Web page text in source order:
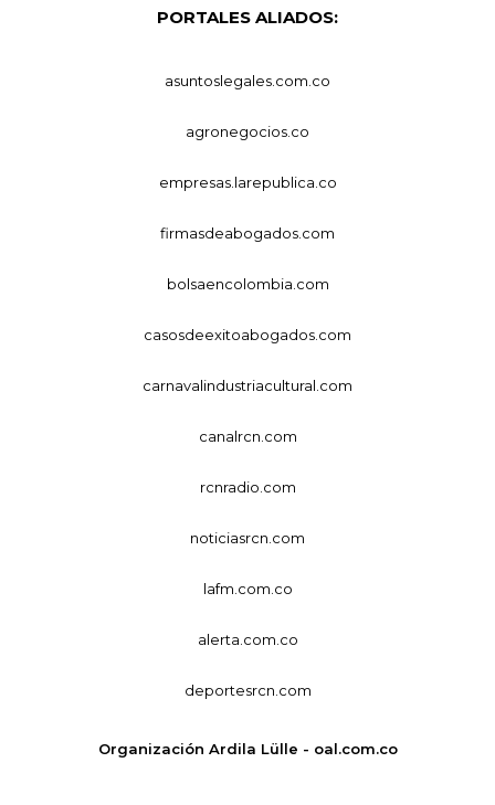
PORTALES ALIADOS:
asuntoslegales.com.co
agronegocios.co
empresas.larepublica.co
firmasdeabogados.com
bolsaencolombia.com
casosdeexitoabogados.com
carnavalindustriacultural.com
canalrcn.com
rcnradio.com
noticiasrcn.com
lafm.com.co
alerta.com.co
deportesrcn.com
Organización Ardila Lülle - oal.com.co